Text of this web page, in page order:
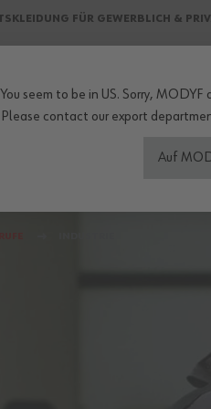
FÜR GEWERBLICH &
You seem to be in US. Sorry,
Please contact our export
Auf